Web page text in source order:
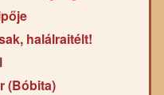
halálraitélt!
(Bóbita)